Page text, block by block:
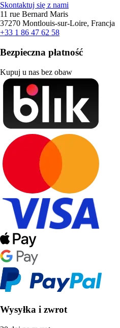
Skontaktuj się z nami
11 rue Bernard Maris
37270 Montlouis-sur-Loire, Francja
+33 1 86 47 62 58
Bezpieczna płatność
Kupuj u nas bez obaw
Wysyłka i zwrot